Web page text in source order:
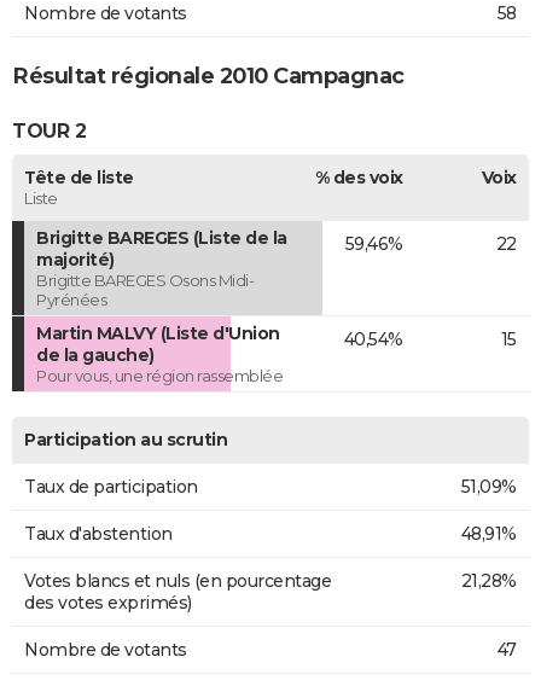
Nombre de votants 58
Résultat régionale 2010 Campagnac
TOUR 2
Tête de liste
Liste
% des voix Voix
Brigitte BAREGES (Liste de la
majorité)
Brigitte BAREGES Osons Midi-
Pyrénées
59,46% 22
Martin MALVY (Liste d'Union
de la gauche)
Pour vous, une région rassemblée
40,54% 15
Participation au scrutin
Taux de participation 51,09%
Taux d'abstention 48,91%
Votes blancs et nuls (en pourcentage
des votes exprimés)
21,28%
Nombre de votants 47